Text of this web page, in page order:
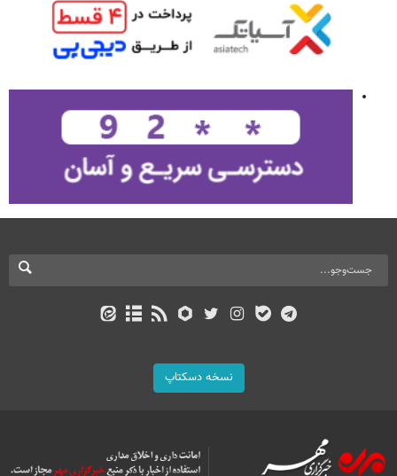
نسخه دسکتاپ